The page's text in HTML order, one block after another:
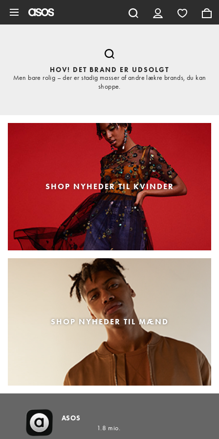
HOV! DET BRAND ER UDSOLGT
Men bare rolig – der er stadig masser af andre lækre brands, du kan
shoppe.
SHOP NYHEDER TIL KVINDER
SHOP NYHEDER TIL MÆND
ASOS
1.8 mio.